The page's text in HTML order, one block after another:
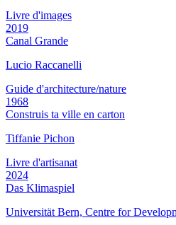
Livre d'images
2019
Canal Grande
Lucio Raccanelli
Guide d'architecture/nature
1968
Construis ta ville en carton
Tiffanie Pichon
Livre d'artisanat
2024
Das Klimaspiel
Universität Bern, Centre for